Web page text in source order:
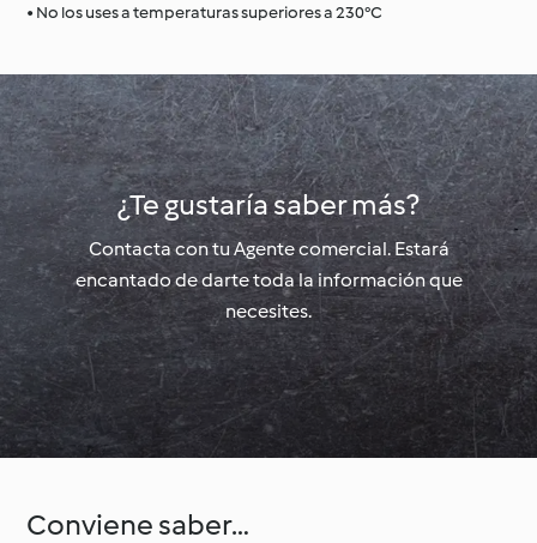
• No los uses a temperaturas superiores a 230°C
¿Te gustaría saber más?
Contacta con tu Agente comercial. Estará
encantado de darte toda la información que
necesites.
Conviene saber…